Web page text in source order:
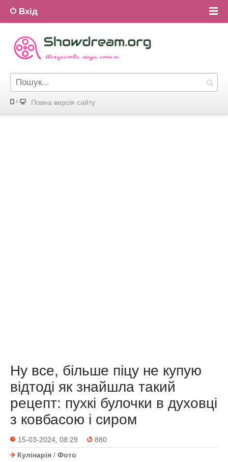
Вхід
Повна версiя сайту
Ну все, більше піцу не купую
відтоді як знайшла такий
рецепт: пухкі булочки в духовці
з ковбасою і сиром
15-03-2024, 08:29
880
Кулінарія / Фото